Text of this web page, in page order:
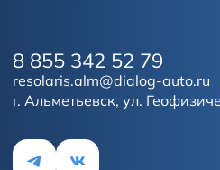
г. Альметьевск, ул.
8 855 342 52 79
resolaris.alm@dialog-auto.ru